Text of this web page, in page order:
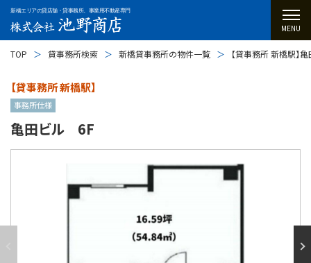
新橋エリアの貸店舗・貸事務所、事業用不動産専門
MENU
TOP 貸事務所検索 新橋貸事務所の物件一覧 【貸事務所 新橋駅】
【貸事務所 新橋駅】
事務所仕様
亀田ビル 6F